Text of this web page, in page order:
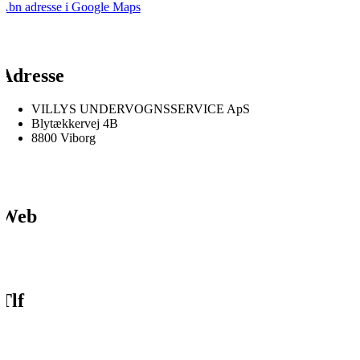
adresse i Google Maps
VILLYS UNDERVOGNSSERVICE ApS
Blytækkervej 4B
8800 Viborg